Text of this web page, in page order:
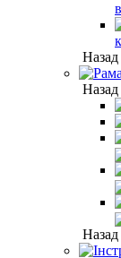
Назад
Назад
Назад